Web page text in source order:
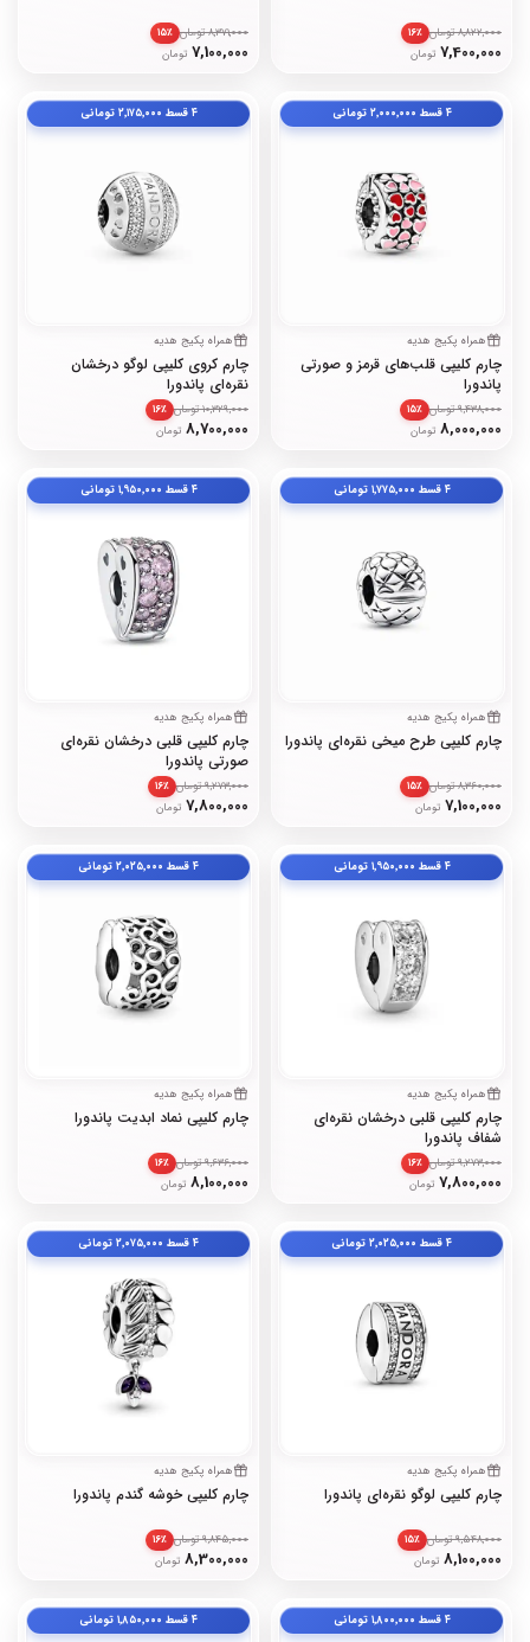
7,400,000 تومان
8,822,000 تومان ۱۶٪
7,100,000 تومان
8,371,000 تومان ۱۵٪
۴ قسط ۲٬۰۰۰٬۰۰۰ تومانی
همراه پکیج هدیه
چارم کلیپی قلب‌های قرمز و صورتی
پاندورا
8,000,000 تومان
9,438,000 تومان ۱۵٪
۴ قسط ۲٬۱۷۵٬۰۰۰ تومانی
همراه پکیج هدیه
چارم کروی کلیپی لوگو درخشان
نقره‌ای پاندورا
8,700,000 تومان
10,329,000 تومان ۱۶٪
۴ قسط ۱٬۷۷۵٬۰۰۰ تومانی
همراه پکیج هدیه
چارم کلیپی طرح میخی نقره‌ای پاندورا
7,100,000 تومان
8,360,000 تومان ۱۵٪
۴ قسط ۱٬۹۵۰٬۰۰۰ تومانی
همراه پکیج هدیه
چارم کلیپی قلبی درخشان نقره‌ای
صورتی پاندورا
7,800,000 تومان
9,273,000 تومان ۱۶٪
۴ قسط ۱٬۹۵۰٬۰۰۰ تومانی
همراه پکیج هدیه
چارم کلیپی قلبی درخشان نقره‌ای
شفاف پاندورا
7,800,000 تومان
9,273,000 تومان ۱۶٪
۴ قسط ۲٬۰۲۵٬۰۰۰ تومانی
همراه پکیج هدیه
چارم کلیپی نماد ابدیت پاندورا
8,100,000 تومان
9,636,000 تومان ۱۶٪
۴ قسط ۲٬۰۲۵٬۰۰۰ تومانی
همراه پکیج هدیه
چارم کلیپی لوگو نقره‌ای پاندورا
8,100,000 تومان
9,548,000 تومان ۱۵٪
۴ قسط ۲٬۰۷۵٬۰۰۰ تومانی
همراه پکیج هدیه
چارم کلیپی خوشه گندم پاندورا
8,300,000 تومان
9,845,000 تومان ۱۶٪
۴ قسط ۱٬۸۰۰٬۰۰۰ تومانی ۴ قسط ۱٬۸۵۰٬۰۰۰ تومانی